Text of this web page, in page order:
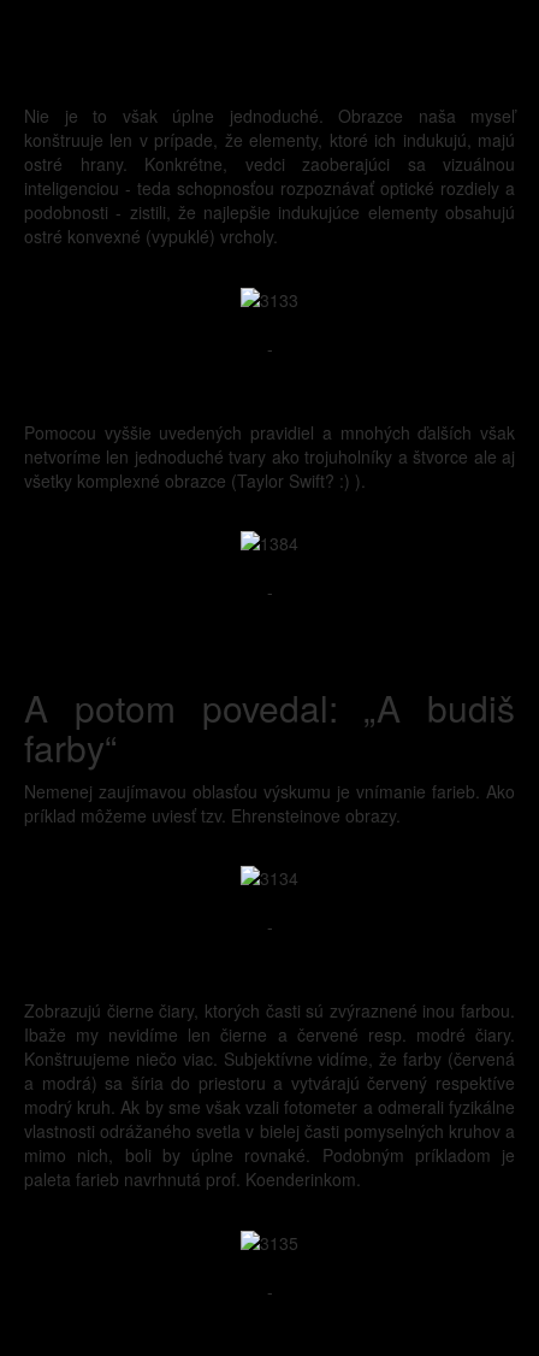
Nie je to však úplne jednoduché. Obrazce naša myseľ
konštruuje len v prípade, že elementy, ktoré ich indukujú, majú
ostré hrany. Konkrétne, vedci zaoberajúci sa vizuálnou
inteligenciou - teda schopnosťou rozpoznávať optické rozdiely a
podobnosti - zistili, že najlepšie indukujúce elementy obsahujú
ostré konvexné (vypuklé) vrcholy.
-
Pomocou vyššie uvedených pravidiel a mnohých ďalších však
netvoríme len jednoduché tvary ako trojuholníky a štvorce ale aj
všetky komplexné obrazce (Taylor Swift? :) ).
-
A potom povedal: „A budiš
farby“
Nemenej zaujímavou oblasťou výskumu je vnímanie farieb. Ako
príklad môžeme uviesť tzv. Ehrensteinove obrazy.
-
Zobrazujú čierne čiary, ktorých časti sú zvýraznené inou farbou.
Ibaže my nevidíme len čierne a červené resp. modré čiary.
Konštruujeme niečo viac. Subjektívne vidíme, že farby (červená
a modrá) sa šíria do priestoru a vytvárajú červený respektíve
modrý kruh. Ak by sme však vzali fotometer a odmerali fyzikálne
vlastnosti odrážaného svetla v bielej časti pomyselných kruhov a
mimo nich, boli by úplne rovnaké. Podobným príkladom je
paleta farieb navrhnutá prof. Koenderinkom.
-